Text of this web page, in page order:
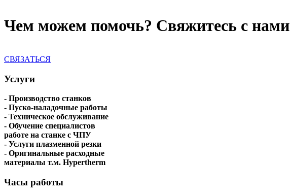
Чем можем помочь? Свяжитесь с нами
СВЯЗАТЬСЯ
Услуги
- Производство станков
- Пуско-наладочные работы
- Техническое обслуживание
- Обучение специалистов
работе на станке с ЧПУ
- Услуги плазменной резки
- Оригинальные расходные
материалы т.м. Hypertherm
Часы работы